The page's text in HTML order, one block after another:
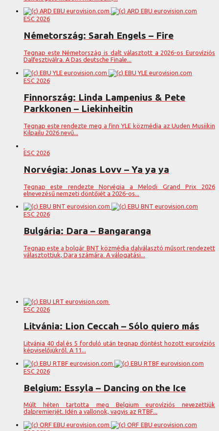
ESC 2026
Németország: Sarah Engels – Fire
Tegnap este Németország is dalt választott a 2026-os Eurovíziós
Dalfesztiválra. A Das deutsche Finale...
ESC 2026
Finnország: Linda Lampenius & Pete
Parkkonen – Liekinheitin
Tegnap este rendezte meg a finn YLE közmédia az Uuden Musiikin
Kilpailu 2026 nevű...
ESC 2026
Norvégia: Jonas Lovv – Ya ya ya
Tegnap este rendezte Norvégia a Melodi Grand Prix 2026
elnevezésű nemzeti döntőjét a 2026-os...
ESC 2026
Bulgária: Dara – Bangaranga
Tegnap este a bolgár BNT közmédia dalválasztó műsort rendezett
választottjuk, Dara számára. A válogatási...
ESC 2026
Litvánia: Lion Ceccah – Sólo quiero más
Litvánia 40 dal és 5 forduló után tegnap döntést hozott eurovíziós
képviselőjükről. A 11...
ESC 2026
Belgium: Essyla – Dancing on the Ice
Múlt héten tartotta meg Belgium eurovíziós nevezettjük
dalpremierjét. Idén a vallonok, vagyis az RTBF...